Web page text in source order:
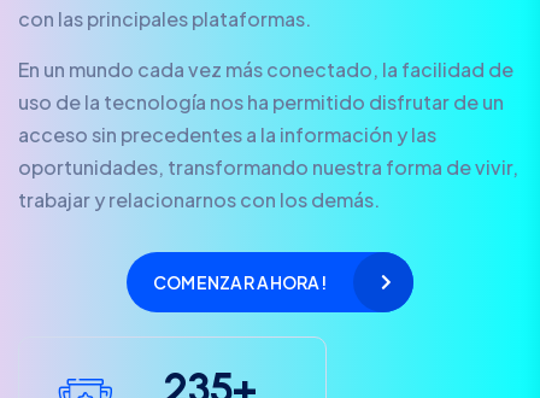
con las principales plataformas.
En un mundo cada vez más conectado, la facilidad de
uso de la tecnología nos ha permitido disfrutar de un
acceso sin precedentes a la información y las
oportunidades, transformando nuestra forma de vivir,
trabajar y relacionarnos con los demás.
COMENZAR AHORA!